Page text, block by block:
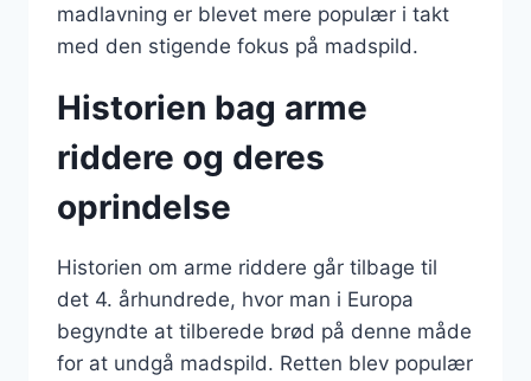
madlavning er blevet mere populær i takt
med den stigende fokus på madspild.
Historien bag arme
riddere og deres
oprindelse
Historien om arme riddere går tilbage til
det 4. århundrede, hvor man i Europa
begyndte at tilberede brød på denne måde
for at undgå madspild. Retten blev populær